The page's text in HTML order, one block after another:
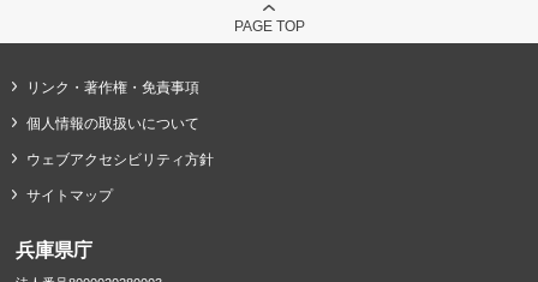
PAGE TOP
リンク・著作権・免責事項
個人情報の取扱いについて
ウェブアクセシビリティ方針
サイトマップ
兵庫県庁